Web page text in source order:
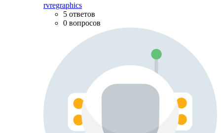
rvregraphics
5 ответов
0 вопросов